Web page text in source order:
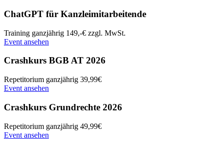
ChatGPT für Kanzleimitarbeitende
Training ganzjährig 149,-€ zzgl. MwSt.
Event ansehen
Crashkurs BGB AT 2026
Repetitorium ganzjährig 39,99€
Event ansehen
Crashkurs Grundrechte 2026
Repetitorium ganzjährig 49,99€
Event ansehen